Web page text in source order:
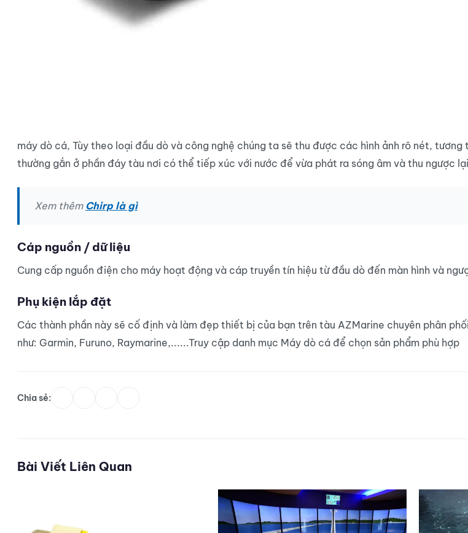
máy dò cá, Tùy theo loại đầu dò và công nghệ chúng ta sẽ thu được các hình ảnh rõ nét, tương
thường gắn ở phần đáy tàu nơi có thể tiếp xúc với nước để vừa phát ra sóng âm và thu ngược
Xem thêm Chirp là gì
Cáp nguồn / dữ liệu
Cung cấp nguồn điện cho máy hoạt động và cáp truyền tín hiệu từ đầu dò đến màn hình và
Phụ kiện lắp đặt
Các thành phần này sẽ cố định và làm đẹp thiết bị của bạn trên tàu AZMarine chuyên phân
như: Garmin, Furuno, Raymarine,......Truy cập danh mục Máy dò cá để chọn sản phẩm phù hợp
Chia sẻ:
Bài Viết Liên Quan